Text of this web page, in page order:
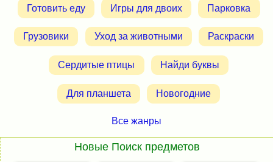
Готовить еду Игры для двоих Парковка
Грузовики Уход за животными Раскраски
Сердитые птицы Найди буквы
Для планшета Новогодние
Все жанры
Новые Поиск предметов